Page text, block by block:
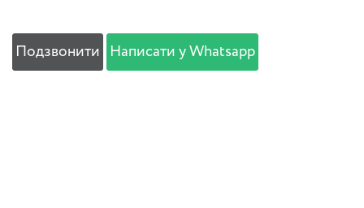
Подзвонити Написати у Whatsapp